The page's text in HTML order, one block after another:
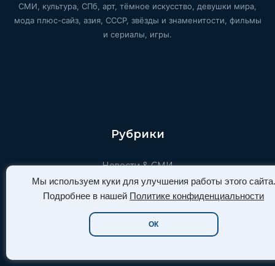
Мы используем куки для улучшения работы этого сайта.
Подробнее в нашей Политике конфиденциальности
ОК
СМИ, культура, СПб, арт, тёмное искусство, девушки мира,
мода плюс-сайз, азия, СССР, звёзды и знаменитости, фильмы
и сериалы, игры.
Рубрики
Новости & СМИ
Культура и Арт
Кино и Сериалы
Красота, Мода и Стиль